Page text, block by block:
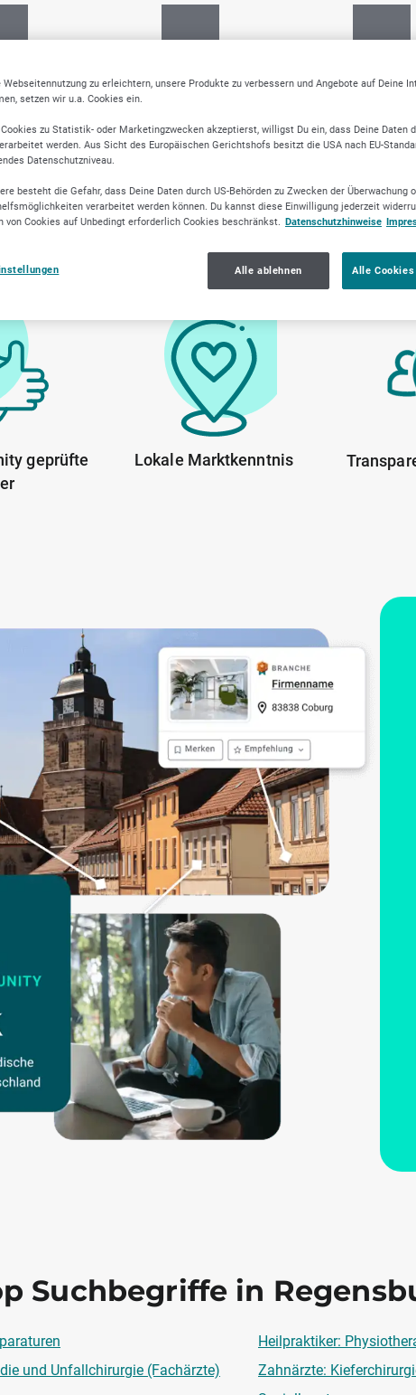
Versorgungsunterneh
men, Wasser- &
Energieversorger
Trusted
geprüfte
Lokale Marktkenntnis
Suchbegriffe in
Heilpraktiker:
und Unfallchirurgie (Fachärzte)
Zahnärzte:
Webseitennutzung zu erleichtern, unsere Produkte zu verbessern und Angebote auf Deine
setzen wir u.a. Cookies ein.
zu Statistik- oder Marketingzwecken akzeptierst, willigst Du ein, dass Deine Daten
werden. Aus Sicht des Europäischen Gerichtshofs besitzt die USA nach EU-
Datenschutzniveau.
besteht die Gefahr, dass Deine Daten durch US-Behörden zu Zwecken der Überwachung
verarbeitet werden können. Du kannst diese Einwilligung jederzeit
von Cookies auf Unbedingt erforderlich Cookies beschränkst. Datenschutzhinweise
Alle ablehnen Alle